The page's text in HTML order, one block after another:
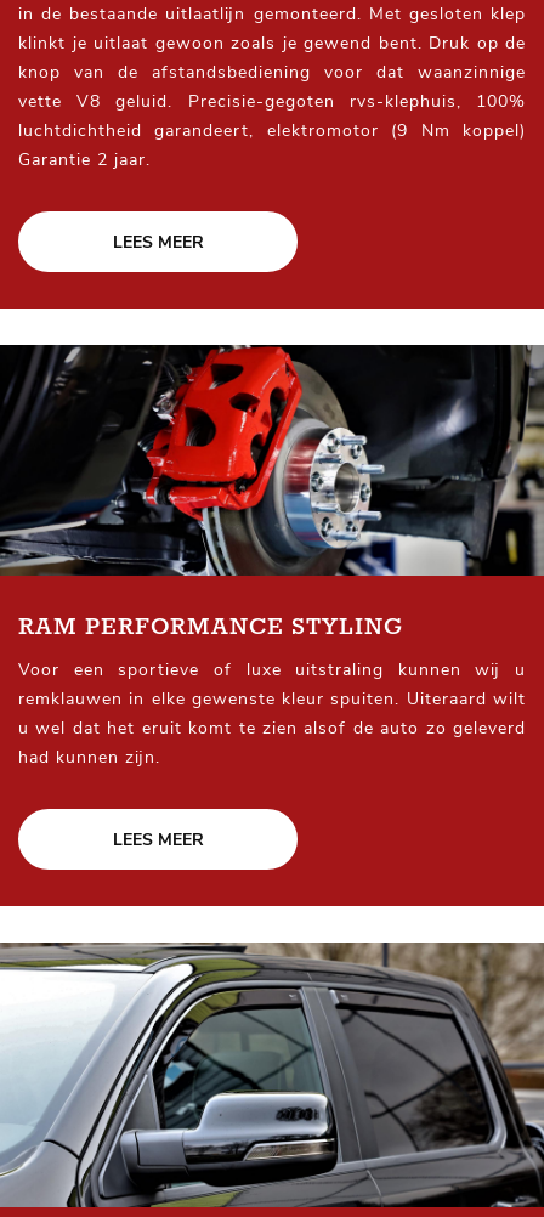
in de bestaande uitlaatlijn gemonteerd. Met gesloten klep
klinkt je uitlaat gewoon zoals je gewend bent. Druk op de
knop van de afstandsbediening voor dat waanzinnige
vette V8 geluid. Precisie-gegoten rvs-klephuis, 100%
luchtdichtheid garandeert, elektromotor (9 Nm koppel)
Garantie 2 jaar.
LEES MEER
RAM PERFORMANCE STYLING
Voor een sportieve of luxe uitstraling kunnen wij u
remklauwen in elke gewenste kleur spuiten. Uiteraard wilt
u wel dat het eruit komt te zien alsof de auto zo geleverd
had kunnen zijn.
LEES MEER